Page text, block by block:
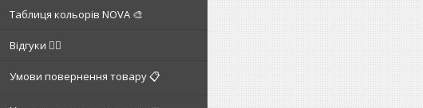
Таблиця кольорів NOVA 🎨
Відгуки ✍🏼
Умови повернення товару 📋